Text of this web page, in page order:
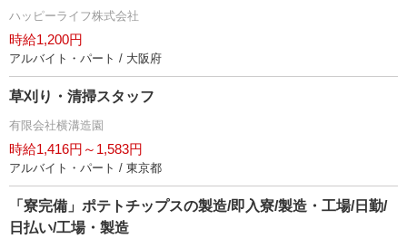
ハッピーライフ株式会社
時給1,200円
アルバイト・パート / 大阪府
草刈り・清掃スタッフ
有限会社横溝造園
時給1,416円～1,583円
アルバイト・パート / 東京都
「寮完備」ポテトチップスの製造/即入寮/製造・工場/日勤/
日払い/工場・製造